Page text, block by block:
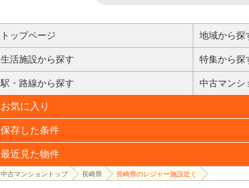
トップページ 地域から探
生活施設から探す 特集から探
駅・路線から探す 中古マンシ
お気に入り
保存した条件
最近見た物件
中古マンショントップ 長崎県 長崎県のレジャー施設近く